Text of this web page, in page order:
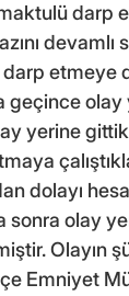
darp
devamlı
darp etmeye
geçince olay
yerine
dolayı
sonra olay
Olayın
Emniyet